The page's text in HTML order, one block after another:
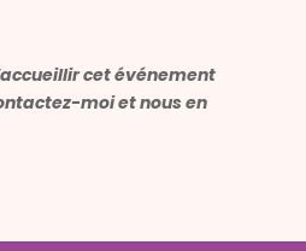
cet événement
moi et nous en